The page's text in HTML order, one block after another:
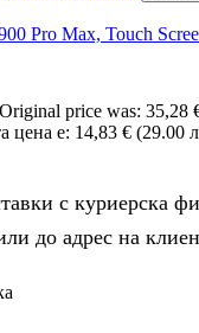
Pro Max, Touch
Original price was: 35,28
цена е: 14,83 € (29.00
с куриерска
до адрес на